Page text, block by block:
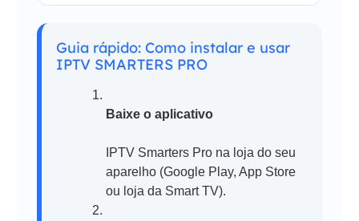
Guia rápido: Como instalar e usar
IPTV SMARTERS PRO
Baixe o aplicativo
IPTV Smarters Pro na loja do seu
aparelho (Google Play, App Store
ou loja da Smart TV).